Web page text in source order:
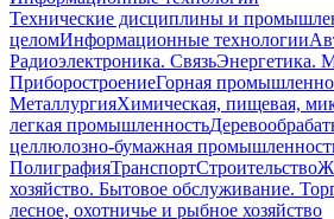
Технические дисциплины и
целомИнформационные технологии
Радиоэлектроника. СвязьЭнергетика.
ПриборостроениеГорная
МеталлургияХимическая, пищевая,
легкая промышленность
целлюлозно-бумажная
ПолиграфияТранспортСтроительство
хозяйство. Бытовое обслуживание.
лесное, охотничье и рыбное хозяйство